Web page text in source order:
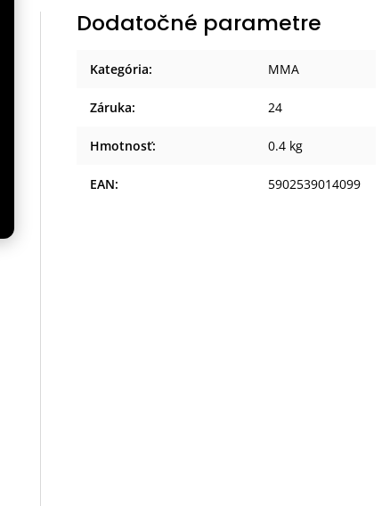
Dodatočné parametre
Kategória: MMA
Záruka: 24
Hmotnosť: 0.4 kg
EAN: 5902539014099